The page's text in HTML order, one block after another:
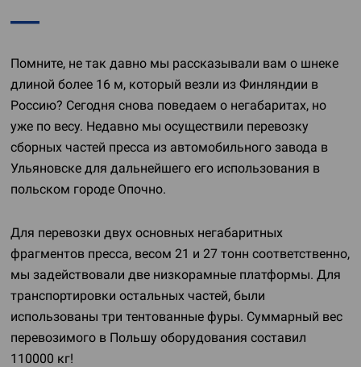
Помните, не так давно мы рассказывали вам о шнеке
длиной более 16 м, который везли из Финляндии в
Россию? Сегодня снова поведаем о негабаритах, но
уже по весу. Недавно мы осуществили перевозку
сборных частей пресса из автомобильного завода в
Ульяновске для дальнейшего его использования в
польском городе Опочно.
Для перевозки двух основных негабаритных
фрагментов пресса, весом 21 и 27 тонн соответственно,
мы задействовали две низкорамные платформы. Для
транспортировки остальных частей, были
использованы три тентованные фуры. Суммарный вес
перевозимого в Польшу оборудования составил
110000 кг!